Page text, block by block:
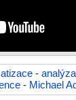
- analýza
- Michael